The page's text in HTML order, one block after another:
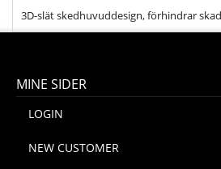
3D-slät skedhuvuddesign, förhindrar
MINE SIDER
LOGIN
NEW CUSTOMER